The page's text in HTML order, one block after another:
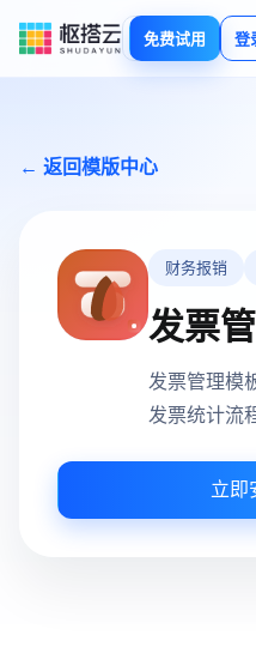
免费试用 登
← 返回模版中心
财务报销
发票
发票管理模
发票统计流
立即